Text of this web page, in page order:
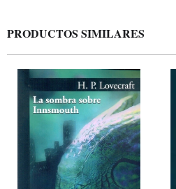
PRODUCTOS SIMILARES